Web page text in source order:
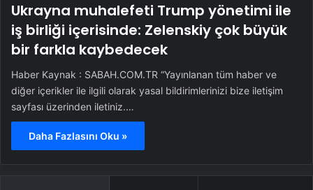
Ukrayna muhalefeti Trump yönetimi ile
iş birliği içerisinde: Zelenskiy çok büyük
bir farkla kaybedecek
Haber Kaynak : SABAH.COM.TR “Yayınlanan tüm haber ve
diğer içerikler ile ilgili olarak yasal bildirimlerinizi bize iletişim
sayfası üzerinden iletiniz.…
Daha Fazlasını Oku »